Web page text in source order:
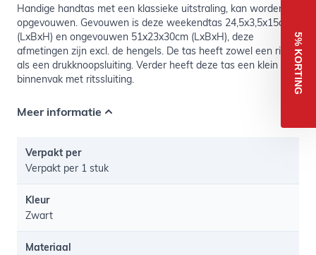
Handige handtas met een klassieke uitstraling, kan worden
opgevouwen. Gevouwen is deze weekendtas 24,5x3,5x15cm
(LxBxH) en ongevouwen 51x23x30cm (LxBxH), deze
afmetingen zijn excl. de hengels. De tas heeft zowel een rits-
als een drukknoopsluiting. Verder heeft deze tas een klein
binnenvak met ritssluiting.
Meer informatie
Verpakt per
Verpakt per 1 stuk
Kleur
Zwart
Materiaal
5% KORTING